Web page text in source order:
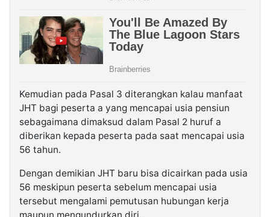
Kemudian pada Pasal 3 diterangkan kalau manfaat
JHT bagi peserta a yang mencapai usia pensiun
sebagaimana dimaksud dalam Pasal 2 huruf a
diberikan kepada peserta pada saat mencapai usia
56 tahun.
Dengan demikian JHT baru bisa dicairkan pada usia
56 meskipun peserta sebelum mencapai usia
tersebut mengalami pemutusan hubungan kerja